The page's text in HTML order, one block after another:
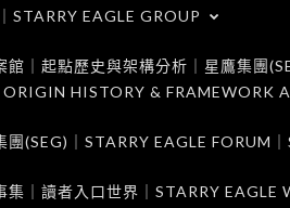
STARRY EAGLE GROUP
館｜起點歷史與架構分析｜星鷹集團
HISTORY & FRAMEWORK
(SEG)｜STARRY EAGLE FORUM
集｜讀者入口世界｜STARRY